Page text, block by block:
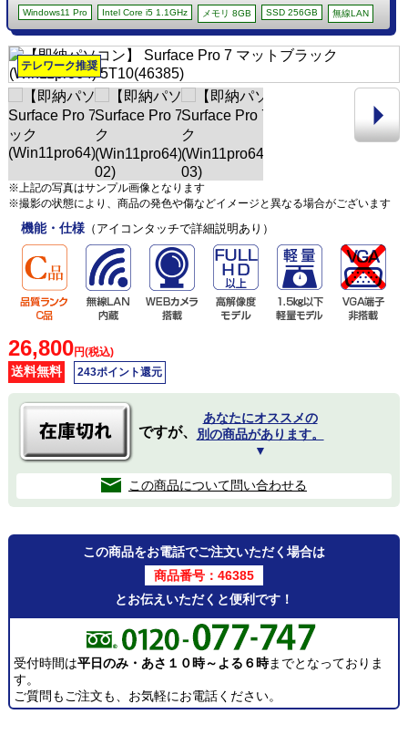
Windows11 Pro Intel Core i5 1.1GHz メモリ 8GB SSD 256GB 無線LAN
テレワーク推奨
※上記の写真はサンプル画像となります
※撮影の状態により、商品の発色や傷などイメージと異なる場合がございます
機能・仕様（アイコンタッチで詳細説明あり）
26,800円(税込)
送料無料 243ポイント還元
ですが、
あなたにオススメの
別の商品があります。
▼
この商品について問い合わせる
この商品をお電話でご注文いただく場合は
商品番号：46385
とお伝えいただくと便利です！
受付時間は平日のみ・あさ１０時～よる６時までとなっておりま
す。
ご質問もご注文も、お気軽にお電話ください。